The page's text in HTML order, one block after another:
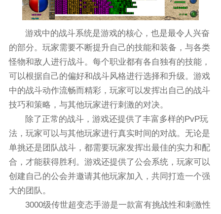
游戏中的战斗系统是游戏的核心，也是最令人兴奋
的部分。玩家需要不断提升自己的技能和装备，与各类
怪物和敌人进行战斗。每个职业都有各自独有的技能，
可以根据自己的偏好和战斗风格进行选择和升级。游戏
中的战斗动作流畅而精彩，玩家可以发挥出自己的战斗
技巧和策略，与其他玩家进行刺激的对决。
除了正常的战斗，游戏还提供了丰富多样的PvP玩
法，玩家可以与其他玩家进行真实时间的对战。无论是
单挑还是团队战斗，都需要玩家发挥出最佳的实力和配
合，才能获得胜利。游戏还提供了公会系统，玩家可以
创建自己的公会并邀请其他玩家加入，共同打造一个强
大的团队。
3000级传世超变态手游是一款富有挑战性和刺激性